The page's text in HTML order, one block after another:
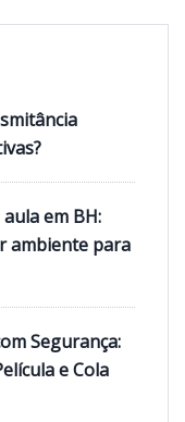
em BH:
ambiente para
Segurança:
e Cola